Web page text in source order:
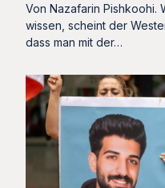
Von Nazafarin Pishkoohi.
wissen, scheint der
dass man mit der…